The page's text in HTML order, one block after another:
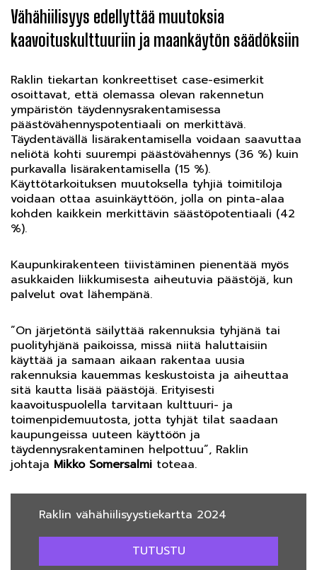
Vähähiilisyys edellyttää muutoksia
kaavoituskulttuuriin ja maankäytön säädöksiin
Raklin tiekartan konkreettiset case-esimerkit
osoittavat, että olemassa olevan rakennetun
ympäristön täydennysrakentamisessa
päästövähennyspotentiaali on merkittävä.
Täydentävällä lisärakentamisella voidaan saavuttaa
neliötä kohti suurempi päästövähennys (36 %) kuin
purkavalla lisärakentamisella (15 %).
Käyttötarkoituksen muutoksella tyhjiä toimitiloja
voidaan ottaa asuinkäyttöön, jolla on pinta-alaa
kohden kaikkein merkittävin säästöpotentiaali (42
%).
Kaupunkirakenteen tiivistäminen pienentää myös
asukkaiden liikkumisesta aiheutuvia päästöjä, kun
palvelut ovat lähempänä.
”On järjetöntä säilyttää rakennuksia tyhjänä tai
puolityhjänä paikoissa, missä niitä haluttaisiin
käyttää ja samaan aikaan rakentaa uusia
rakennuksia kauemmas keskustoista ja aiheuttaa
sitä kautta lisää päästöjä. Erityisesti
kaavoituspuolella tarvitaan kulttuuri- ja
toimenpidemuutosta, jotta tyhjät tilat saadaan
kaupungeissa uuteen käyttöön ja
täydennysrakentaminen helpottuu”, Raklin
johtaja Mikko Somersalmi toteaa.
Raklin vähähiilisyystiekartta 2024
TUTUSTU